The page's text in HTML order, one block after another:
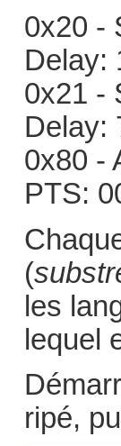
0x20 -
Delay:
0x21 -
Delay:
0x80 -
PTS:
(
les
lequel
ripé,